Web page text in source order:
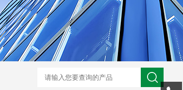
处理器应用范围 水箱自洁消毒器 a型全程综合水处理器安装